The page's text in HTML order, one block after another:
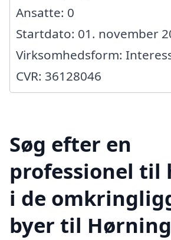
Ansatte: 0
Startdato: 01. november
Virksomhedsform:
CVR: 36128046
Søg efter en
professionel til
i de
byer til